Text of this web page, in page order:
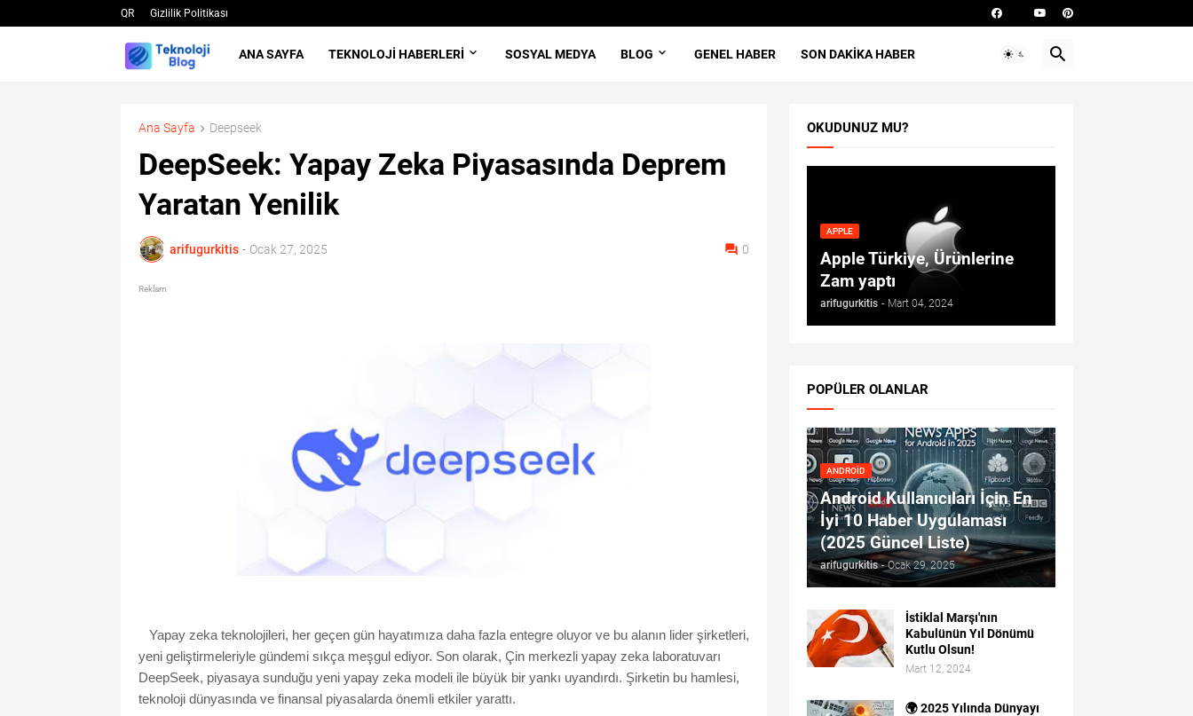
QR Gizlilik Politikası
ANA SAYFA TEKNOLOJI HABERLERI SOSYAL MEDYA BLOG GENEL HABER SON DAKIKA HABER
Ana Sayfa Deepseek
DeepSeek: Yapay Zeka Piyasasında Deprem
Yaratan Yenilik
arifugurkitis - Ocak 27, 2025 0
Reklam
Yapay zeka teknolojileri, her geçen gün hayatımıza daha fazla entegre oluyor ve bu alanın lider şirketleri,
yeni geliştirmeleriyle gündemi sıkça meşgul ediyor. Son olarak, Çin merkezli yapay zeka laboratuvarı
DeepSeek, piyasaya sunduğu yeni yapay zeka modeli ile büyük bir yankı uyandırdı. Şirketin bu hamlesi,
teknoloji dünyasında ve finansal piyasalarda önemli etkiler yarattı.
OKUDUNUZ MU?
APPLE
Apple Türkiye, Ürünlerine
Zam yaptı
arifugurkitis - Mart 04, 2024
POPÜLER OLANLAR
ANDROID
Android Kullanıcıları İçin En
İyi 10 Haber Uygulaması
(2025 Güncel Liste)
arifugurkitis - Ocak 29, 2025
İstiklal Marşı'nın
Kabulünün Yıl Dönümü
Kutlu Olsun!
Mart 12, 2024
🌍 2025 Yılında Dünyayı